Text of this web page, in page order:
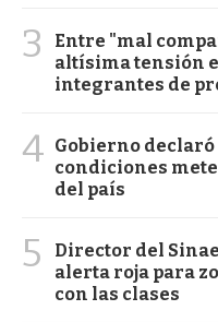
3
Entre "mal
altísima tensión
integrantes de
4 Gobierno
condiciones
del país
5
Director del
alerta roja para
con las clases